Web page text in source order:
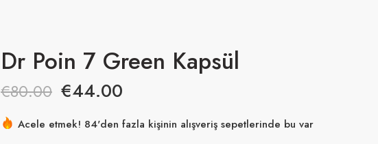
Dr Poin 7 Green Kapsül
€80.00 €44.00
Acele etmek! 84'den fazla kişinin alışveriş sepetlerinde bu var